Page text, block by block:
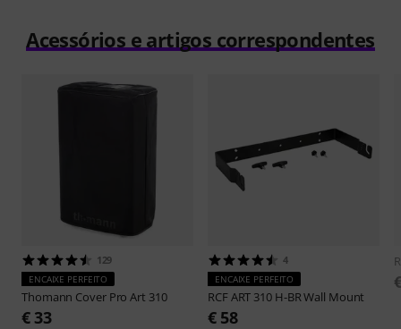
Acessórios e artigos correspondentes
129
ENCAIXE PERFEITO
Thomann Cover Pro Art 310
€ 33
4
ENCAIXE PERFEITO
RCFART 310 H-BR Wall Mount
€ 58